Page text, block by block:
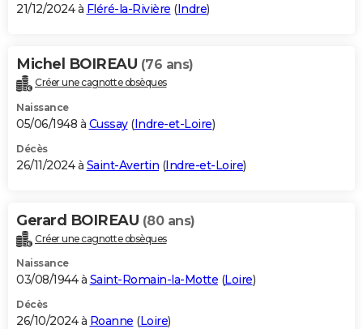
21/12/2024 à Fléré-la-Rivière (Indre)
Michel BOIREAU (76 ans)
Créer une cagnotte obsèques
Naissance
05/06/1948 à Cussay(Indre-et-Loire)
Décès
26/11/2024 à Saint-Avertin (Indre-et-Loire)
Gerard BOIREAU (80 ans)
Créer une cagnotte obsèques
Naissance
03/08/1944 à Saint-Romain-la-Motte (Loire)
Décès
26/10/2024 à Roanne (Loire)